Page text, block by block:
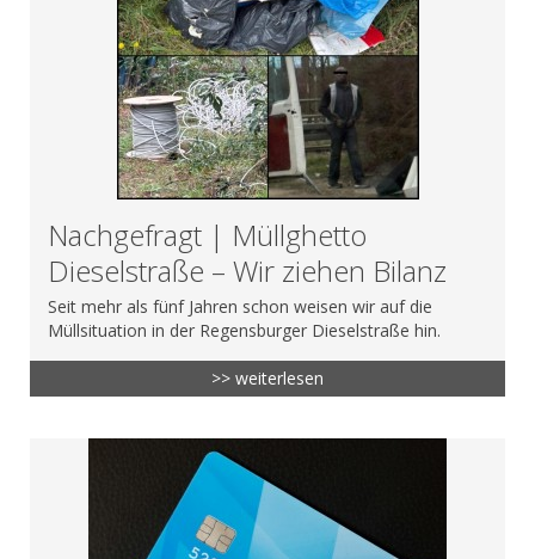
Nachgefragt | Müllghetto
Dieselstraße – Wir ziehen Bilanz
Seit mehr als fünf Jahren schon weisen wir auf die
Müllsituation in der Regensburger Dieselstraße hin.
>> weiterlesen